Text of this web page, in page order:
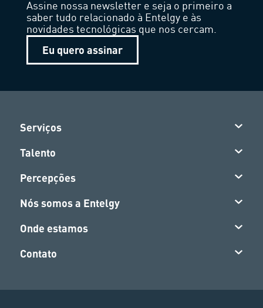
Assine nossa newsletter e seja o primeiro a
saber tudo relacionado à Entelgy e às
novidades tecnológicas que nos cercam.
Eu quero assinar
Serviços
Talento
Percepções
Nós somos a Entelgy
Onde estamos
Contato